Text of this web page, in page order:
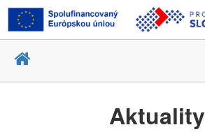
Aktuality